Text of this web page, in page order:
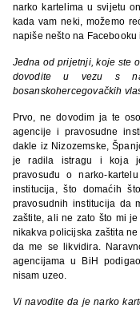
narko kartelima u svijetu
kada vam neki, možemo
napiše nešto na Facebooku
Jedna od prijetnji, koje ste
dovodite u vezu s
bosanskohercegovačkih
Prvo, ne dovodim ja te
agencije i pravosudne
dakle iz Nizozemske,
je radila istragu i koja je
pravosuđu o narko-
institucija, što domaćih
pravosudnih institucija da
zaštite, ali ne zato što mi
nikakva policijska zaštita
da me se likvidira.
agencijama u BiH
nisam uzeo.
Vi navodite da je narko